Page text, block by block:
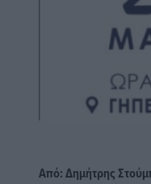
Από:Δημήτρης